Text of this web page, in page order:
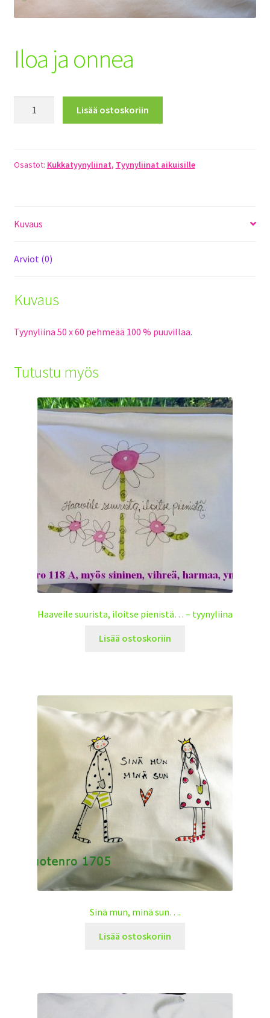
Toimitusehdot
Registration
Iloa ja onnea
Lisää ostoskoriin
Osastot: Kukkatyynyliinat, Tyynyliinat aikuisille
Kuvaus
Arviot (0)
Kuvaus
Tyynyliina 50 x 60 pehmeää 100 % puuvillaa.
Tutustu myös
Haaveile suurista, iloitse pienistä… – tyynyliina
Lisää ostoskoriin
Sinä mun, minä sun….
Lisää ostoskoriin